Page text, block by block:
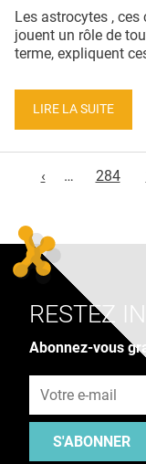
Les astrocytes ,
jouent un rôle de
terme, expliquent
LIRE LA SUITE
‹
… 284
RESTEZ
Abonnez-vous
S'ABONNER